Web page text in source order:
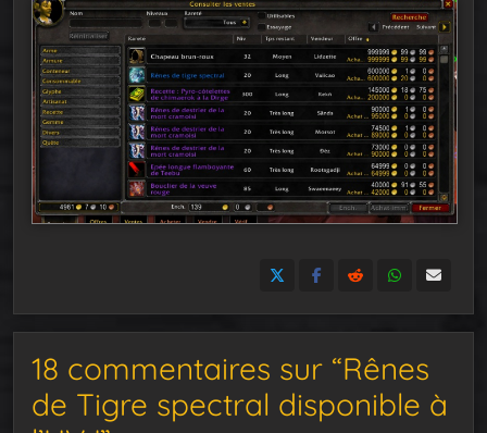
18 commentaires sur “Rênes
de Tigre spectral disponible à